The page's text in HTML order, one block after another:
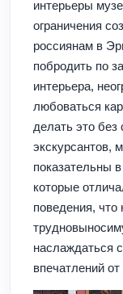
интерьеры
ограничения
россиянам в
побродить по
интерьера,
любоваться
делать это
экскурсантов,
показательны
которые
поведения, что
наслаждаться
впечатлений